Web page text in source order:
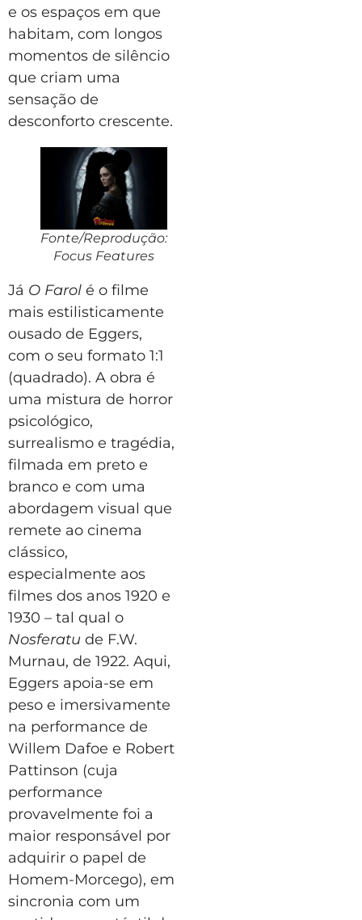
e os espaços em que
habitam, com longos
momentos de silêncio
que criam uma
sensação de
desconforto crescente.
Fonte/Reprodução:
Focus Features
Já O Farol é o filme
mais estilisticamente
ousado de Eggers,
com o seu formato 1:1
(quadrado). A obra é
uma mistura de horror
psicológico,
surrealismo e tragédia,
filmada em preto e
branco e com uma
abordagem visual que
remete ao cinema
clássico,
especialmente aos
filmes dos anos 1920 e
1930 – tal qual o
Nosferatu de F.W.
Murnau, de 1922. Aqui,
Eggers apoia-se em
peso e imersivamente
na performance de
Willem Dafoe e Robert
Pattinson (cuja
performance
provavelmente foi a
maior responsável por
adquirir o papel de
Homem-Morcego), em
sincronia com um